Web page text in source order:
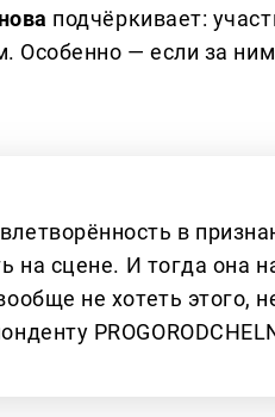
подчёркивает:
— если за
в
на сцене. И тогда она
не хотеть этого,